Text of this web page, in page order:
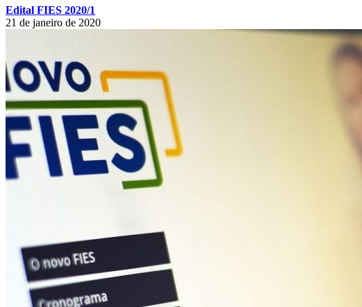
Edital FIES 2020/1
21 de janeiro de 2020